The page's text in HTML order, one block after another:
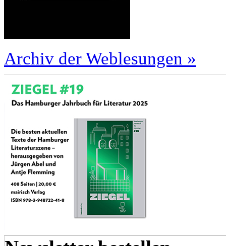
Archiv der Weblesungen »